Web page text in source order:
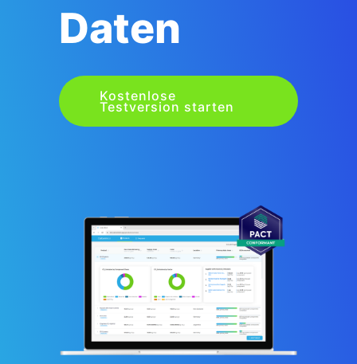
Daten
Kostenlose
Testversion starten